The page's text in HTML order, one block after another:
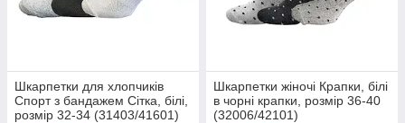
Шкарпетки для хлопчиків
Спорт з бандажем Сітка, білі,
розмір 32-34 (31403/41601)
Шкарпетки жіночі Крапки, білі
в чорні крапки, розмір 36-40
(32006/42101)